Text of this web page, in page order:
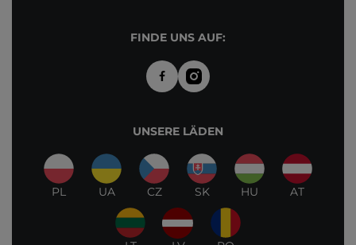
FINDE UNS AUF:
UNSERE LÄDEN
PL UA CZ SK HU AT